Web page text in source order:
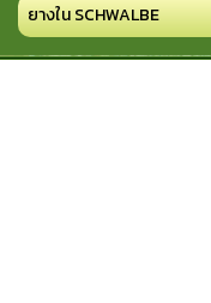
ยางใน SCHWALBE